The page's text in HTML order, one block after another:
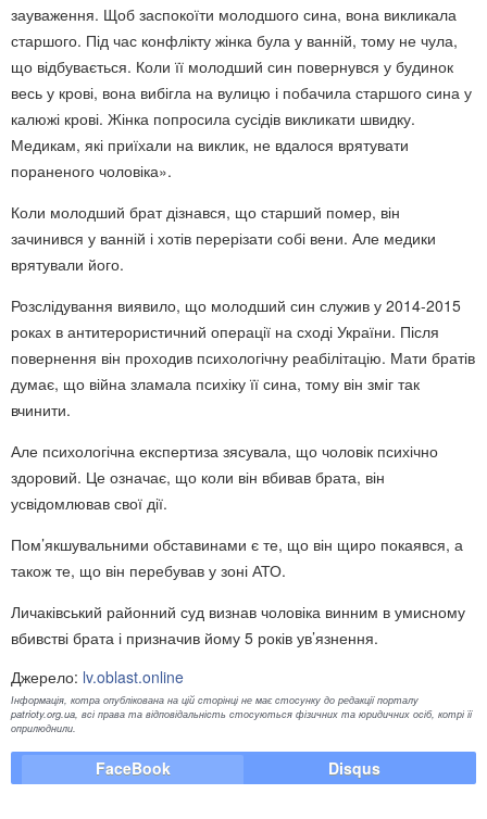
зауваження. Щоб заспокоїти молодшого сина, вона викликала
старшого. Під час конфлікту жінка була у ванній, тому не чула,
що відбувається. Коли її молодший син повернувся у будинок
весь у крові, вона вибігла на вулицю і побачила старшого сина у
калюжі крові. Жінка попросила сусідів викликати швидку.
Медикам, які приїхали на виклик, не вдалося врятувати
пораненого чоловіка».
Коли молодший брат дізнався, що старший помер, він
зачинився у ванній і хотів перерізати собі вени. Але медики
врятували його.
Розслідування виявило, що молодший син служив у 2014-2015
роках в антитерористичний операції на сході України. Після
повернення він проходив психологічну реабілітацію. Мати братів
думає, що війна зламала психіку її сина, тому він зміг так
вчинити.
Але психологічна експертиза зясувала, що чоловік психічно
здоровий. Це означає, що коли він вбивав брата, він
усвідомлював свої дії.
Пом’якшувальними обставинами є те, що він щиро покаявся, а
також те, що він перебував у зоні АТО.
Личаківський районний суд визнав чоловіка винним в умисному
вбивстві брата і призначив йому 5 років ув’язнення.
Джерело: lv.oblast.online
Інформація, котра опублікована на цій сторінці не має стосунку до редакції порталу
patrioty.org.ua, всі права та відповідальність стосуються фізичних та юридичних осіб, котрі її
оприлюднили.
FaceBook Disqus